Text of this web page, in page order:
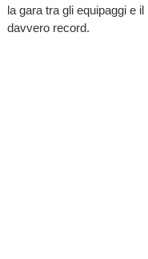
la gara tra gli equipaggi e
davvero record.